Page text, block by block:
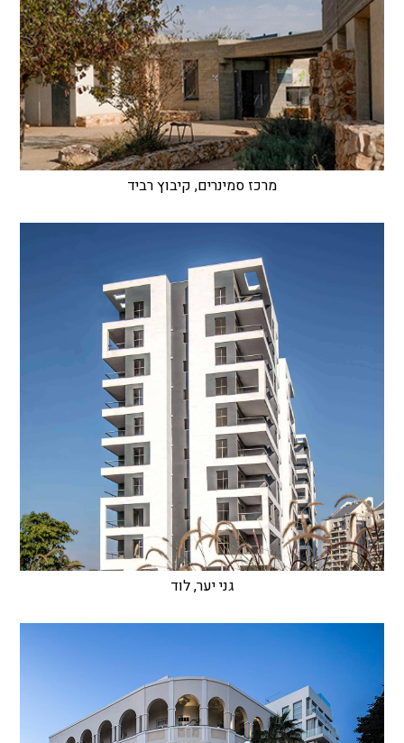
מרכז סמינרים, קיבוץ רביד
גני יער, לוד